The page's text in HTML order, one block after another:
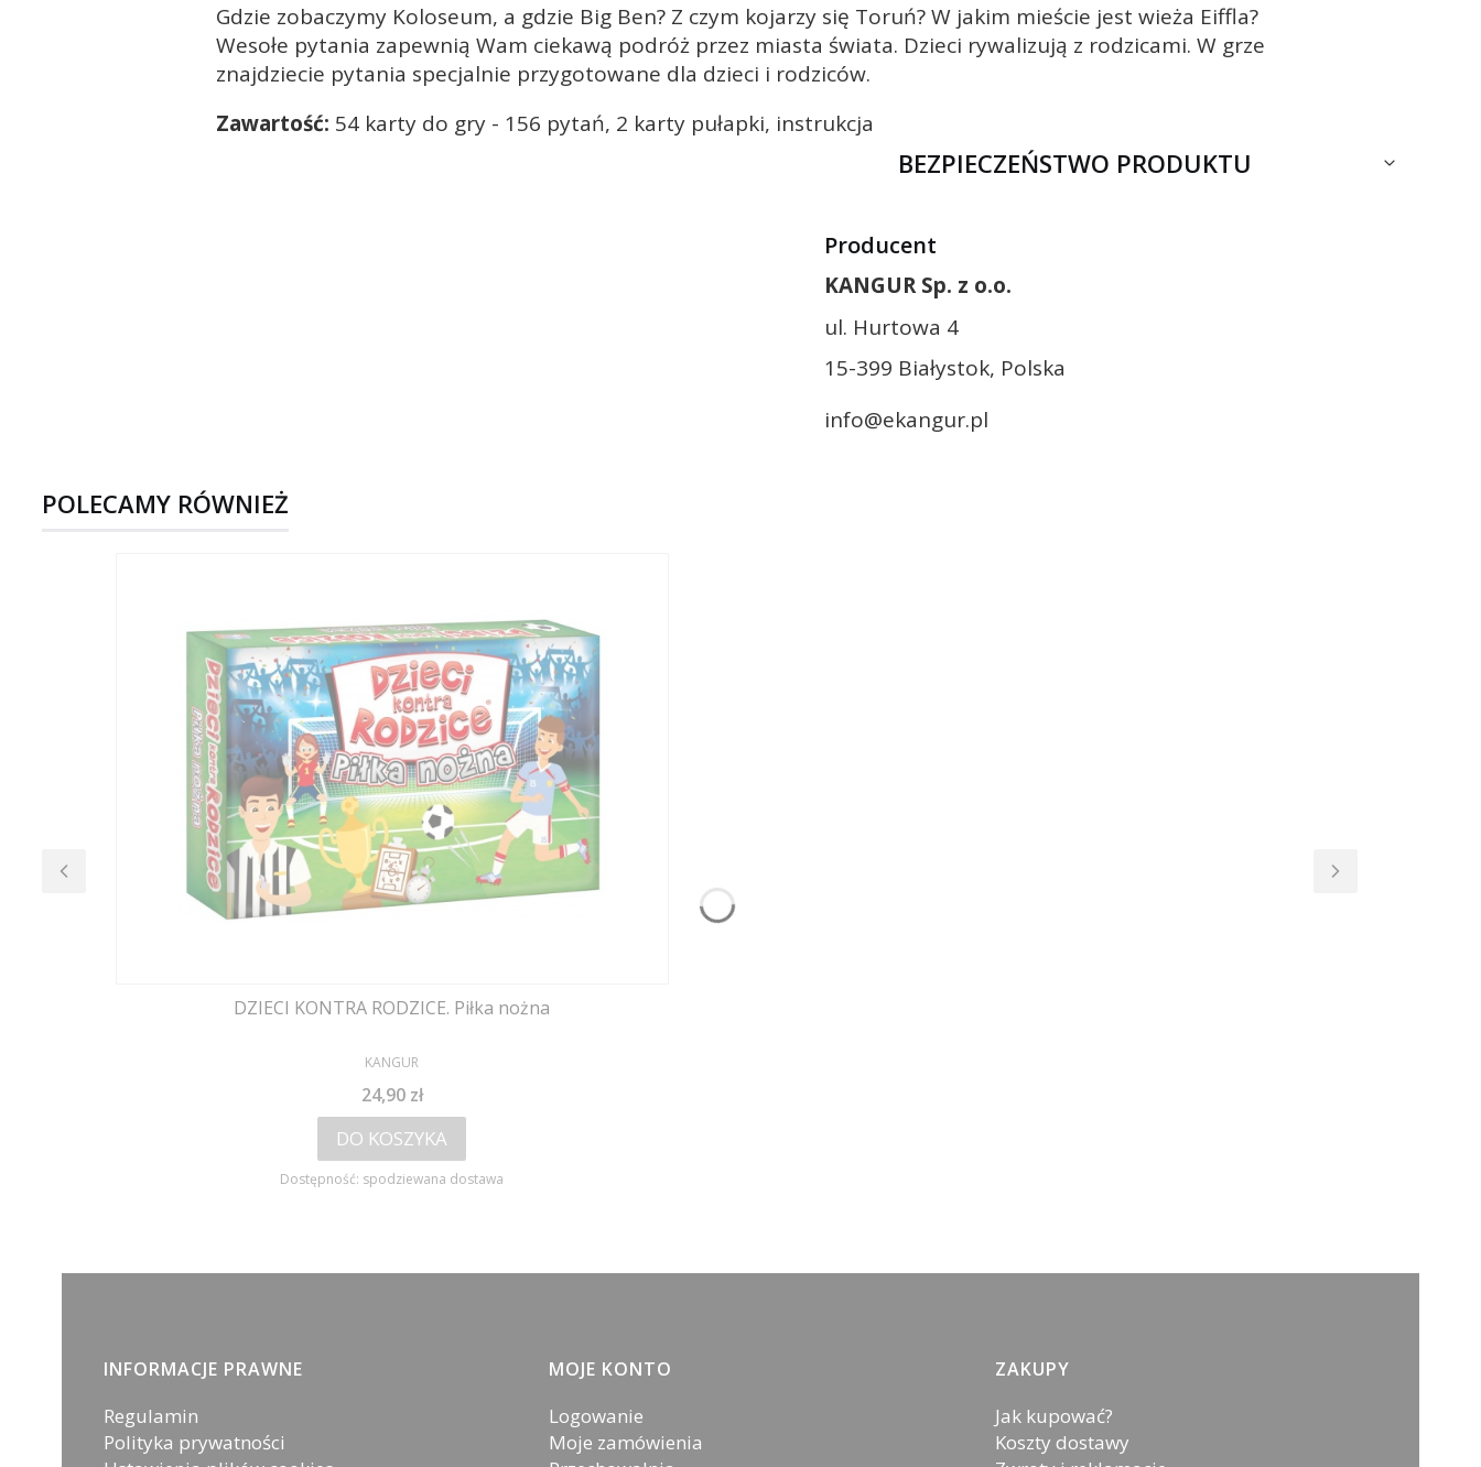
Gdzie zobaczymy Koloseum, a gdzie Big Ben? Z czym kojarzy się Toruń? W jakim mieście jest wieża Eiffla?
Wesołe pytania zapewnią Wam ciekawą podróż przez miasta świata. Dzieci rywalizują z rodzicami. W grze
znajdziecie pytania specjalnie przygotowane dla dzieci i rodziców.
Zawartość: 54 karty do gry - 156 pytań, 2 karty pułapki, instrukcja
BEZPIECZEŃSTWO PRODUKTU
Producent
KANGUR Sp. z o.o.
ul. Hurtowa 4
15-399 Białystok, Polska
info@ekangur.pl
POLECAMY RÓWNIEŻ
DZIECI KONTRA RODZICE. Piłka nożna
PRODUCENT
KANGUR
Cena
24,90 zł
DO KOSZYKA
Dostępność: spodziewana dostawa
Linki w stopce
INFORMACJE PRAWNE
Regulamin
Polityka prywatności
MOJE KONTO
Logowanie
Moje zamówienia
ZAKUPY
Jak kupować?
Koszty dostawy